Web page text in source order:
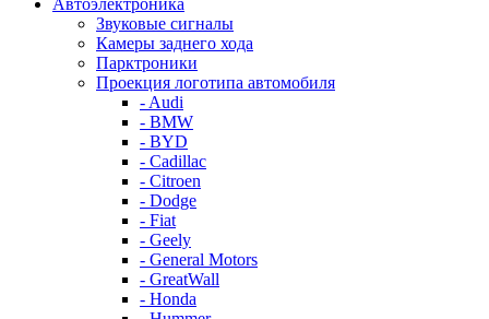
Автоэлектроника
Звуковые сигналы
Камеры заднего хода
Парктроники
Проекция логотипа автомобиля
- Audi
- BMW
- BYD
- Cadillac
- Citroen
- Dodge
- Fiat
- Geely
- General Motors
- GreatWall
- Honda